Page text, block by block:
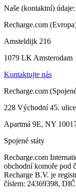
Naše (kontaktní) údaje:
Recharge.com
Amsteldijk 216
1079 LK Amsterodam
Kontaktujte nás
Recharge.com
228 Východní 45.
Apartmá 9E, NY
Spojené státy
Recharge.com
obchodní komoře pod
Recharge B.V. je
číslem: 24369398,